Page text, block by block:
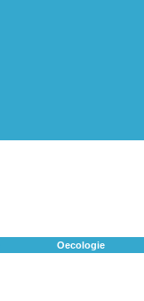
Oecologie